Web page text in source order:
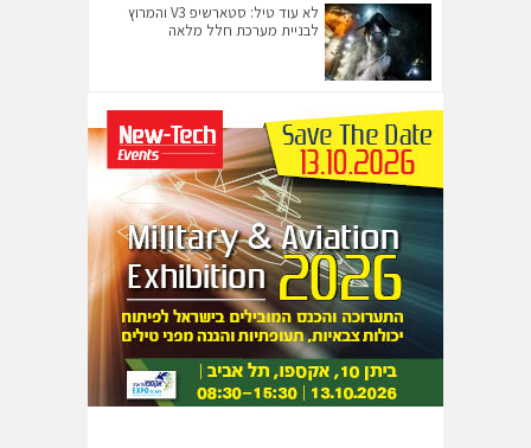
לא עוד טיל: סטארשיפ V3 והמרוץ
לבניית מערכת חלל מלאה